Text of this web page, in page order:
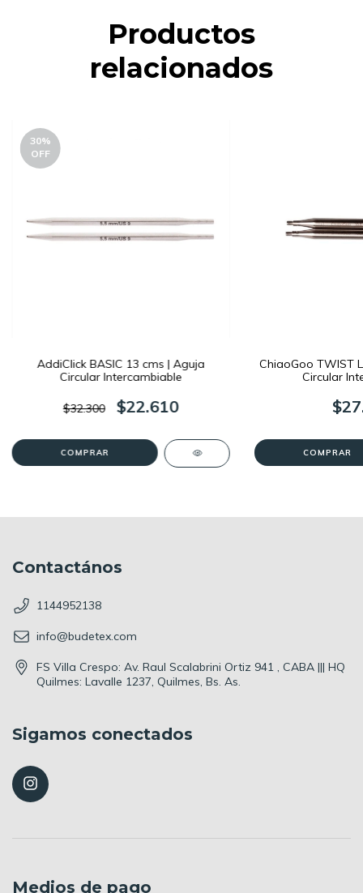
Productos
relacionados
30%
OFF
AddiClick BASIC 13 cms | Aguja
Circular Intercambiable
$32.300 $22.610
COMPRAR
ChiaoGoo TWIST
Circular
COMPRAR
Contactános
1144952138
info@budetex.com
FS Villa Crespo: Av. Raul Scalabrini Ortiz 941 , CABA ||| HQ
Quilmes: Lavalle 1237, Quilmes, Bs. As.
Sigamos conectados
Medios de pago